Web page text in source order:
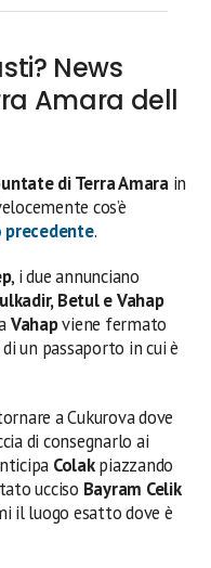
News
Amara dell
di Terra Amarain
cos’è
.
, i due annunciano
Betul e Vahap
Vahapviene fermato
un passaporto in cui è
a Cukurova dove
di consegnarlo ai
Colakpiazzando
ucciso Bayram Celik
il luogo esatto dove è